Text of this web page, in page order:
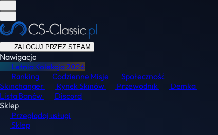
ZALOGUJ PRZEZ STEAM
Nawigacja
Letnia Kolekcja2026
Ranking
Codzienne Misje
Społeczność
Skinchanger
Rynek Skinów Przewodnik
Demka
Lista Banów
Discord
Sklep
Przeglądaj usługi
Sklep